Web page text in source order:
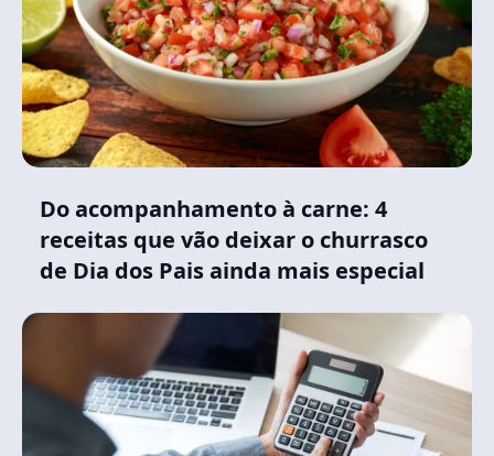
Do acompanhamento à carne: 4
receitas que vão deixar o churrasco
de Dia dos Pais ainda mais especial